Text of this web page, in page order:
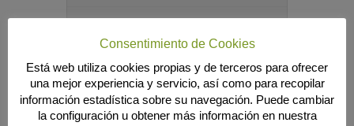
9:00 pm
10:00 pm
Consentimiento de Cookies
Está web utiliza cookies propias y de terceros para ofrecer
una mejor experiencia y servicio, así como para recopilar
información estadística sobre su navegación. Puede cambiar
la configuración u obtener más información en nuestra